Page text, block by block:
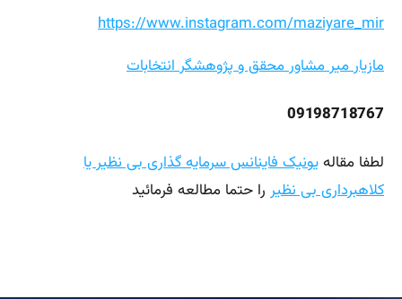
https://www.instagram.com/maziyare_mir
مازیار میر مشاور محقق و پژوهشگر انتخابات
09198718767
لطفا مقالهیونیک فاینانس سرمایه گذاری بی نظیر یا
کلاهبرداری بی نظیر را حتما مطالعه فرمائید